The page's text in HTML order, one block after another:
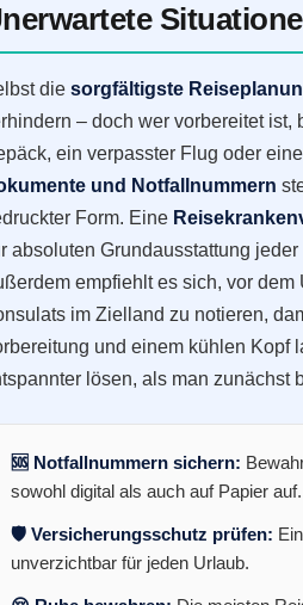
die sorgfältigste
– doch wer vorbereitet
ein verpasster Flug oder
und Notfallnummern
Form. Eine
absoluten Grundausstattung
empfiehlt es sich, vor dem
im Zielland zu notieren,
und einem kühlen Kopf
lösen, als man zunächst
🆘 Notfallnummern sichern:
sowohl digital als auch auf Papier auf.
🛡️ Versicherungsschutz prüfen:
unverzichtbar für jeden Urlaub.